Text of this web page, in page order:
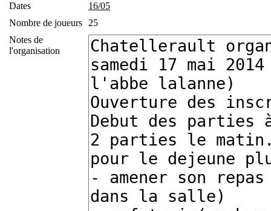
Dates
16/05
Nombre de joueurs
25
Notes de
l'organisation